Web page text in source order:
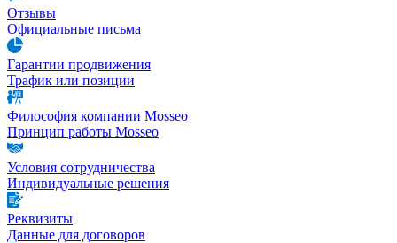
Отзывы
Официальные письма
Гарантии продвижения
Трафик или позиции
Философия компании Mosseo
Принцип работы Mosseo
Условия сотрудничества
Индивидуальные решения
Реквизиты
Данные для договоров